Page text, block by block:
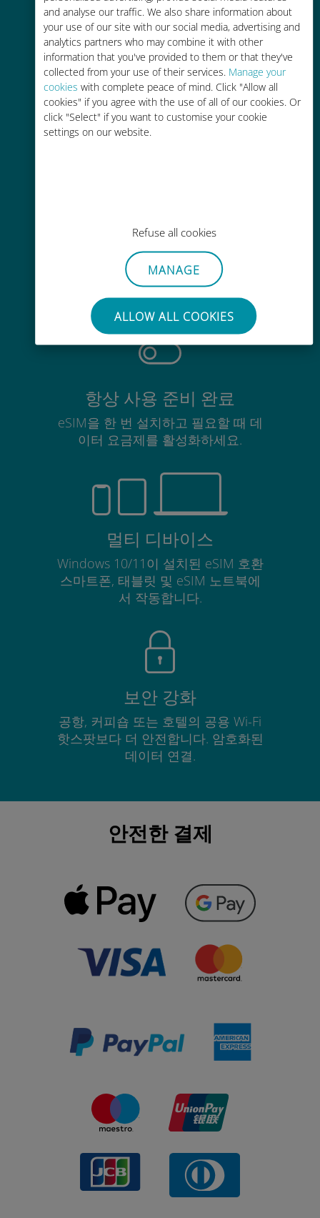
and analyse our traffic. We also share information about
your use of our site with our social media, advertising and
analytics partners who may combine it with other
information that you've provided to them or that they've
collected from your use of their services. Manage your
cookies with complete peace of mind. Click "Allow all
cookies" if you agree with the use of all of our cookies. Or
click "Select" if you want to customise your cookie
settings on our website.
Refuse all cookies
MANAGE
ALLOW ALL COOKIES
90% 저렴합니다.
간편한 충전
Wi-Fi나 남은 데이터가 없어도 Ubigi
간편한
기존 SIM 카드를 제거할 필요가 없습
니다.
항상 사용 준비 완료
eSIM을 한 번 설치하고 필요할 때 데
이터 요금제를 활성화하세요.
멀티 디바이스
Windows 10/11이 설치된 eSIM 호환
스마트폰, 태블릿 및 eSIM 노트북에
서 작동합니다.
보안 강화
공항, 커피숍 또는 호텔의 공용 Wi-Fi
핫스팟보다 더 안전합니다. 암호화된
데이터 연결.
안전한 결제